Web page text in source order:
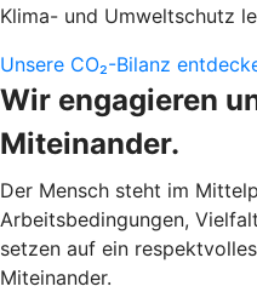
Klima- und Umweltschutz
Unsere CO₂-Bilanz
Wir engagieren
Miteinander.
Der Mensch steht im
Arbeitsbedingungen,
setzen auf ein
Miteinander.